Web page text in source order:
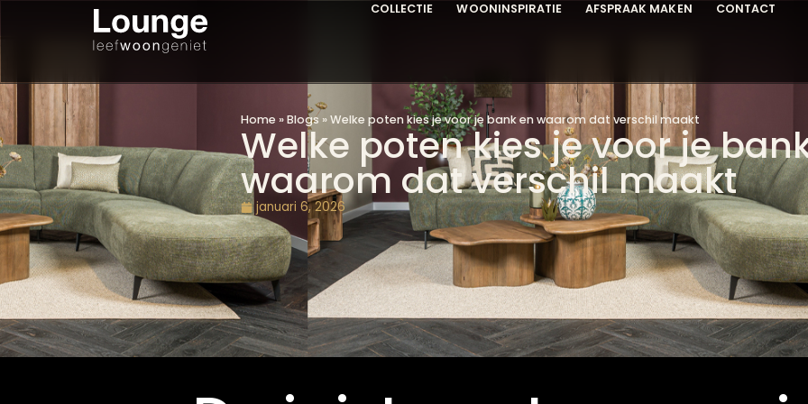
COLLECTIE WOONINSPIRATIE AFSPRAAK MAKEN
Home» Welke poten kies je voor je bank en waarom dat verschil maakt
Welke poten kies je voor je
waarom dat verschil
januari 6, 2026